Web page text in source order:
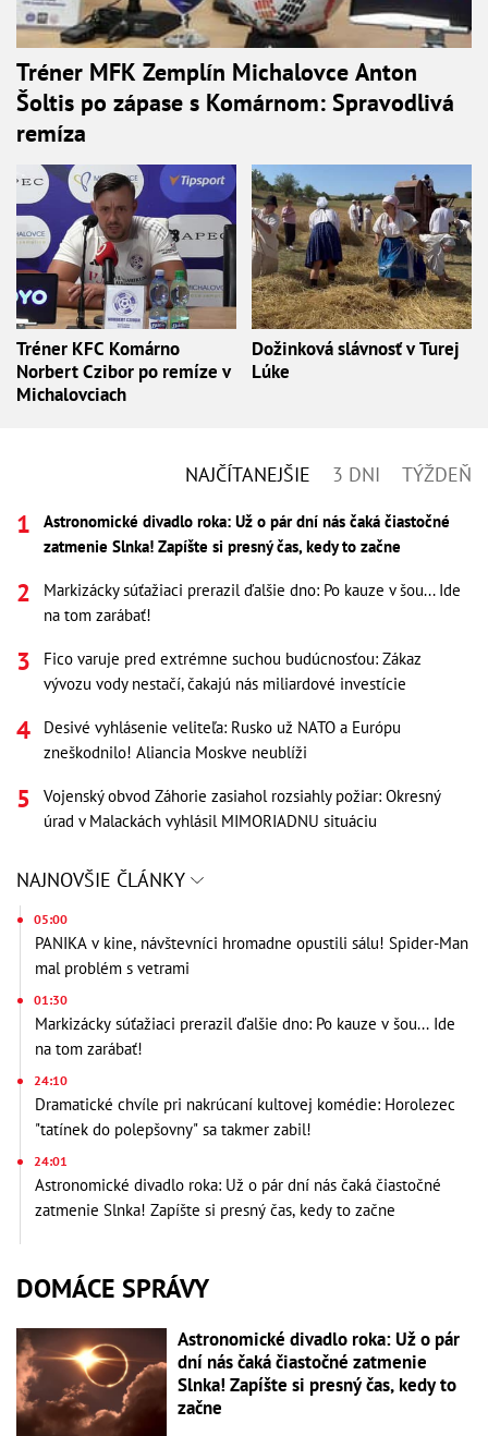
Tréner MFK Zemplín Michalovce Anton
Šoltis po zápase s Komárnom: Spravodlivá
remíza
Tréner KFC Komárno
Norbert Czibor po remíze v
Michalovciach
Dožinková slávnosť v Turej
Lúke
NAJČÍTANEJŠIE 3 DNI TÝŽDEŇ
Astronomické divadlo roka: Už o pár dní nás čaká čiastočné
zatmenie Slnka! Zapíšte si presný čas, kedy to začne
Markizácky súťažiaci prerazil ďalšie dno: Po kauze v šou... Ide
na tom zarábať!
Fico varuje pred extrémne suchou budúcnosťou: Zákaz
vývozu vody nestačí, čakajú nás miliardové investície
Desivé vyhlásenie veliteľa: Rusko už NATO a Európu
zneškodnilo! Aliancia Moskve neublíži
Vojenský obvod Záhorie zasiahol rozsiahly požiar: Okresný
úrad v Malackách vyhlásil MIMORIADNU situáciu
NAJNOVŠIE ČLÁNKY
05:00
PANIKA v kine, návštevníci hromadne opustili sálu! Spider-Man
mal problém s vetrami
01:30
Markizácky súťažiaci prerazil ďalšie dno: Po kauze v šou... Ide
na tom zarábať!
24:10
Dramatické chvíle pri nakrúcaní kultovej komédie: Horolezec
"tatínek do polepšovny" sa takmer zabil!
24:01
Astronomické divadlo roka: Už o pár dní nás čaká čiastočné
zatmenie Slnka! Zapíšte si presný čas, kedy to začne
DOMÁCE SPRÁVY
Astronomické divadlo roka: Už o pár
dní nás čaká čiastočné zatmenie
Slnka! Zapíšte si presný čas, kedy to
začne